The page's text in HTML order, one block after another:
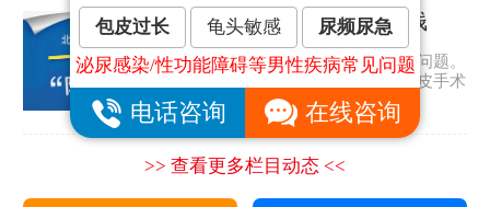
大连割包皮手术要多少钱
包皮过长是许多男人都会遇到的问题。
那包皮怎么会太长呢？大连割包皮手术
要多少钱？...
>> 查看更多栏目动态 <<
包皮过长 龟头敏感
尿频尿急
泌尿感染/性功能障碍等男性疾病常见问题
电话咨询 在线咨询